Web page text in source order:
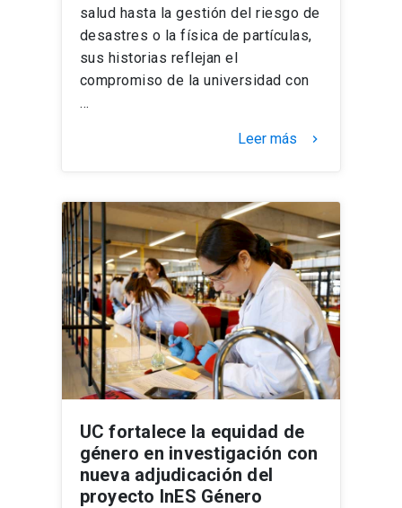
salud hasta la gestión del riesgo de
desastres o la física de partículas,
sus historias reflejan el
compromiso de la universidad con
…
Leer más keyboard_arrow_right
UC fortalece la equidad de
género en investigación con
nueva adjudicación del
proyecto InES Género